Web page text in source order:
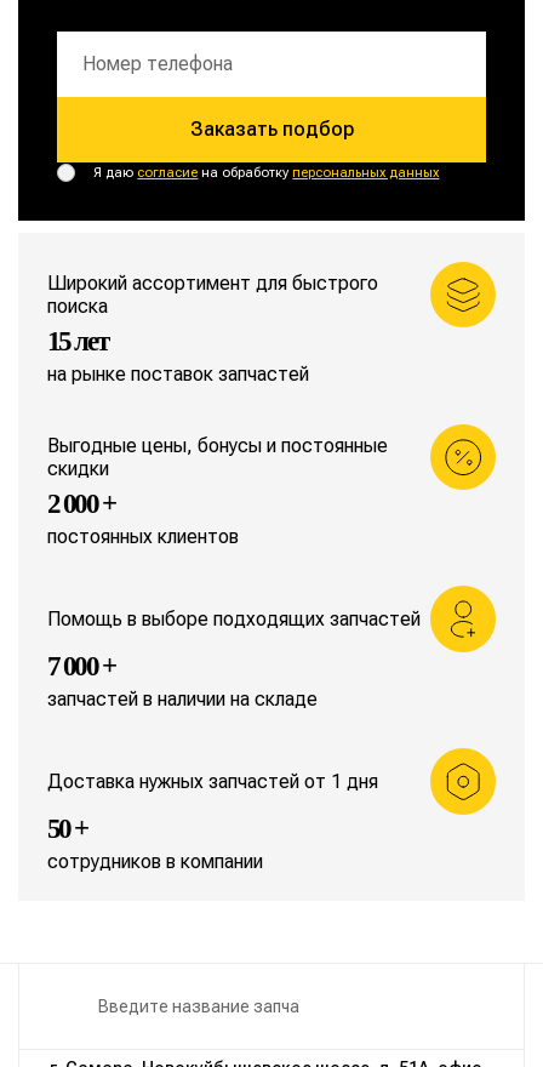
Заказать подбор
Я даю согласие на обработкуперсональных данных
Широкий ассортимент для быстрого
поиска
15 лет
на рынке поставок запчастей
Выгодные цены, бонусы и постоянные
скидки
2 000 +
постоянных клиентов
Помощь в выборе подходящих запчастей
7 000 +
запчастей в наличии на складе
Доставка нужных запчастей от 1 дня
50 +
сотрудников в компании